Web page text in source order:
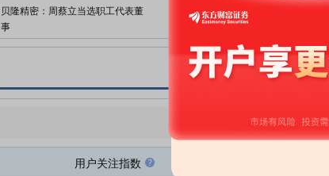
贝隆精密：周蔡立当选职工代表董
事
贝隆精密8月3日快速上涨
贝隆精密7月31日盘中涨幅达5%
贝隆精密:独立
08-05
贝隆精密:2026
计划授予事项
08-05
性股票的公告
贝隆精密:独立
今日用户关注度有所
用户关注指数